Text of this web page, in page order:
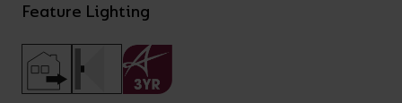
Feature Lighting